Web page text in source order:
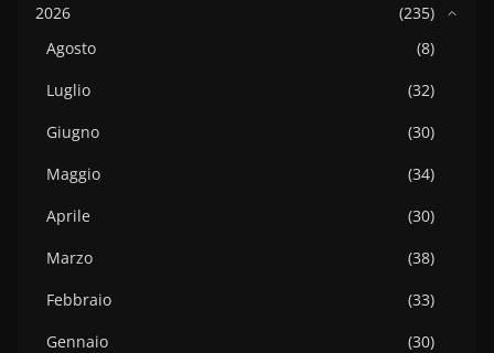
2026
(235)
Agosto
(8)
Luglio
(32)
Giugno
(30)
Maggio
(34)
Aprile
(30)
Marzo
(38)
Febbraio
(33)
Gennaio
(30)